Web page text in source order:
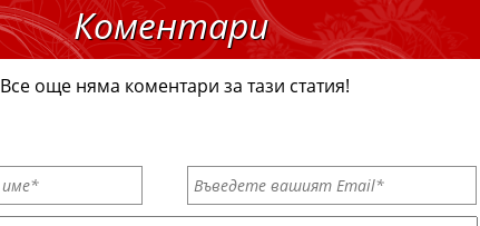
Коментари
Все още няма коментари за тази статия!